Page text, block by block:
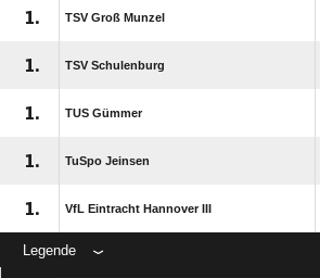
1. TSV Groß Munzel
1. TSV Schulenburg
1. TUS Gümmer
1. TuSpo Jeinsen
1. VfL Eintracht Hannover III
Legende